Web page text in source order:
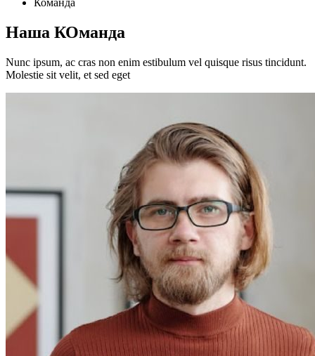
Команда
Наша КОманда
Nunc ipsum, ac cras non enim estibulum vel quisque risus tincidunt.
Molestie sit velit, et sed eget